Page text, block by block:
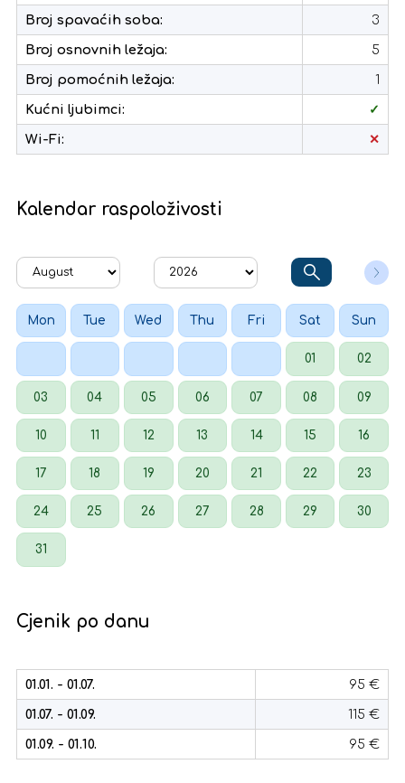
Broj spavaćih soba: 3
Broj osnovnih ležaja: 5
Broj pomoćnih ležaja: 1
Kućni ljubimci: ✓
Wi-Fi: ✕
Kalendar raspoloživosti
Mon Tue Wed Thu Fri Sat Sun
01 02
03 04 05 06 07 08 09
10 11 12 13 14 15 16
17 18 19 20 21 22 23
24 25 26 27 28 29 30
31
Cjenik po danu
01.01. - 01.07. 95 €
01.07. - 01.09. 115 €
01.09. - 01.10. 95 €